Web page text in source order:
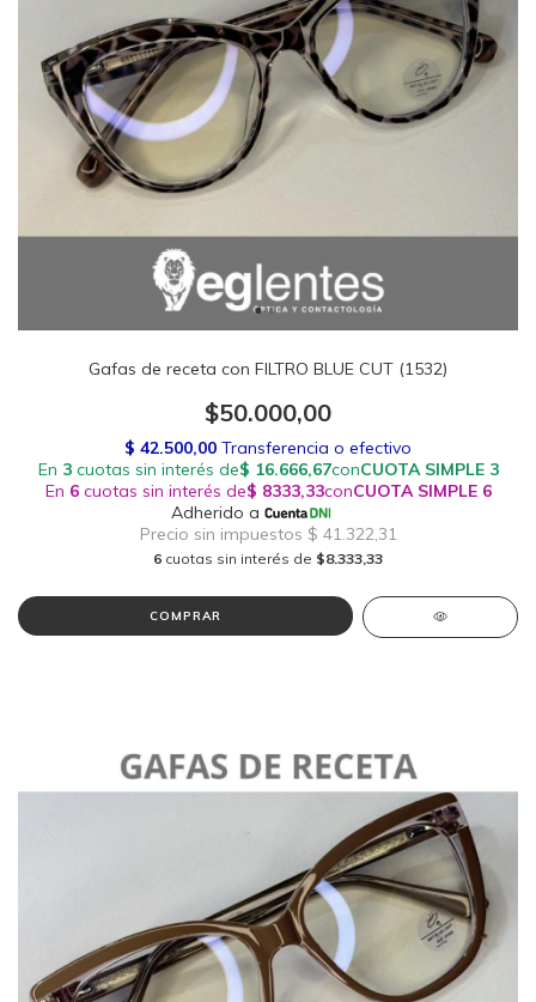
Gafas de receta con FILTRO BLUE CUT (1532)
$50.000,00
6 cuotas sin interés de $8.333,33